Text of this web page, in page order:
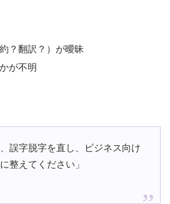
？翻訳？）が曖昧
が不明
、誤字脱字を直し、ビジネス向け
整えてください」